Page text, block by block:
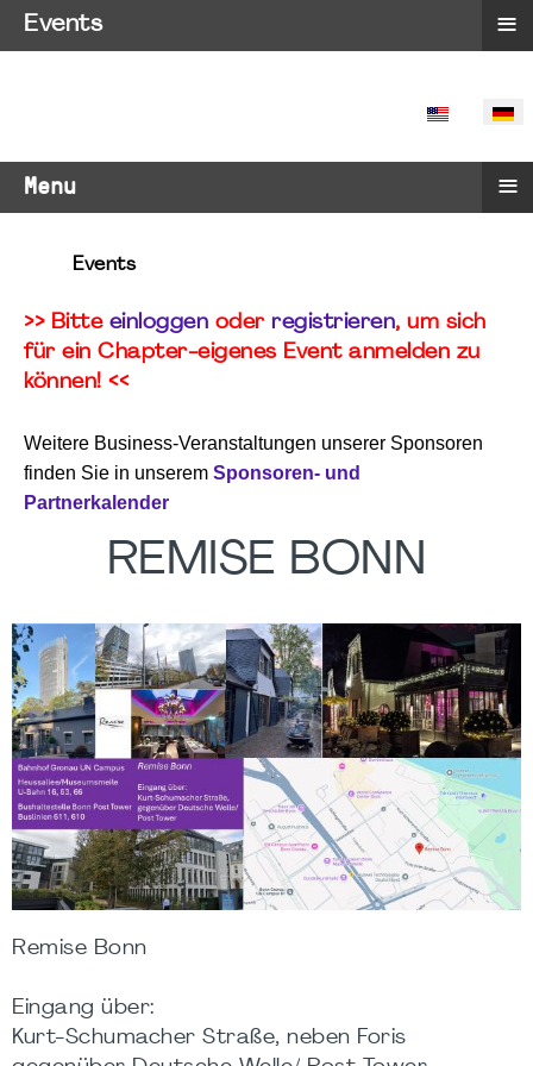
SPRACHE
Menu ≡
Events
>> Bitte einloggen oder registrieren, um sich
für ein Chapter-eigenes Event anmelden zu
können! <<
Weitere Business-Veranstaltungen unserer Sponsoren
finden Sie in unserem Sponsoren- und
Partnerkalender
REMISE BONN
Remise Bonn
Eingang über:
Kurt-Schumacher Straße, neben Foris
Events ≡